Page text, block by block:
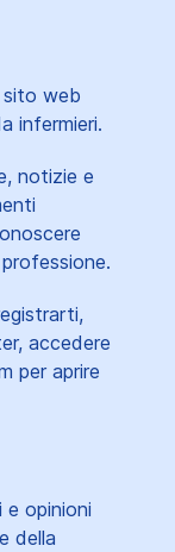
sito web
infermieri.
notizie e
accedere
per aprire
e opinioni
della